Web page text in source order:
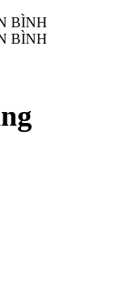
BÌNH
BÌNH